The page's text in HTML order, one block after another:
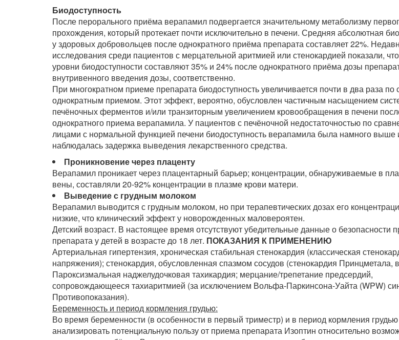
Биодоступность
После перорального приёма верапамил подвергается значительному метаболизму
прохождения, который протекает почти исключительно в печени. Средняя абсолютная
у здоровых добровольцев после однократного приёма препарата составляет 22%.
исследования среди пациентов с мерцательной аритмией или стенокардией показали,
уровни биодоступности составляют 35% и 24% после однократного приёма дозы
внутривенного введения дозы, соответственно.
При многократном приеме препарата биодоступность увеличивается почти в два раза
однократным приемом. Этот эффект, вероятно, обусловлен частичным насыщением
печёночных ферментов и/или транзиторным увеличением кровообращения в печени
однократного приема верапамила. У пациентов с печёночной недостаточностью по
лицами с нормальной функцией печени биодоступность верапамила была намного выше
наблюдалась задержка выведения лекарственного средства.
Проникновение через плаценту
Верапамил проникает через плацентарный барьер; концентрации, обнаруживаемые в
вены, составляли 20-92% концентрации в плазме крови матери.
Выведение с грудным молоком
Верапамил выводится с грудным молоком, но при терапевтических дозах его
низкие, что клинический эффект у новорожденных маловероятен.
Детский возраст. В настоящее время отсутствуют убедительные данные о безопасности
препарата у детей в возрасте до 18 лет. ПОКАЗАНИЯ К ПРИМЕНЕНИЮ
Артериальная гипертензия, хроническая стабильная стенокардия (классическая
напряжения); стенокардия, обусловленная спазмом сосудов (стенокардия Принцметала,
Пароксизмальная наджелудочковая тахикардия; мерцание/трепетание предсердий,
сопровождающееся тахиаритмией (за исключением Вольфа-Паркинсона-Уайта (WPW)
Противопоказания).
Беременность и период кормления грудью:
Во время беременности (в особенности в первый триместр) и в период кормления грудью
анализировать потенциальную пользу от приема препарата Изоптин относительно